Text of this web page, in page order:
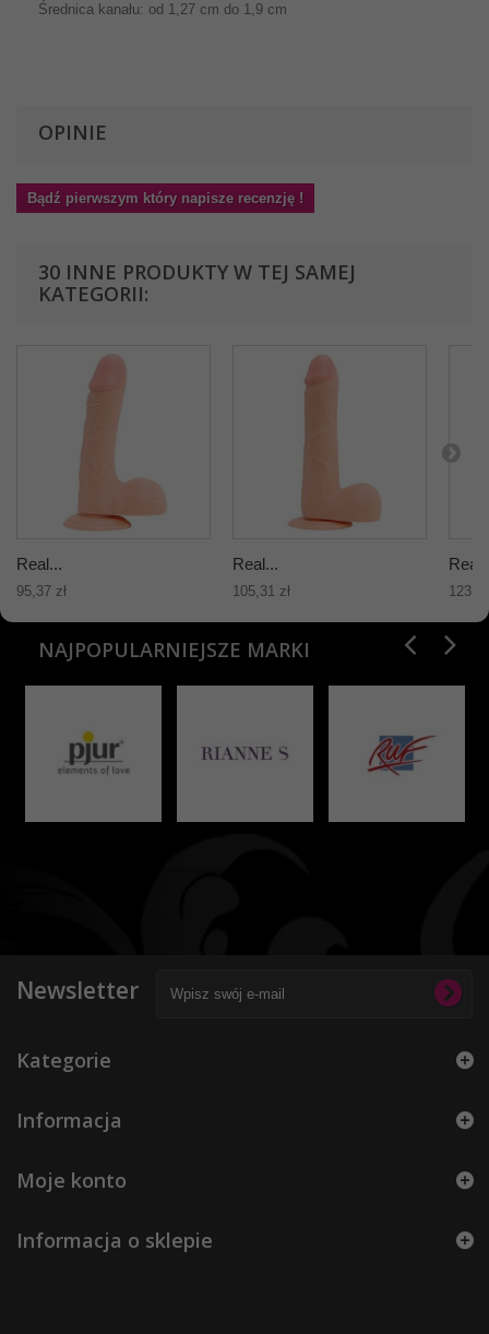
Średnica kanału: od 1,27 cm do 1,9 cm
OPINIE
Bądź pierwszym który napisze recenzję !
30 INNE PRODUKTY W TEJ SAMEJ
KATEGORII:
Real...
95,37 zł
Real...
105,31 zł
NAJPOPULARNIEJSZE MARKI
Newsletter
Kategorie
Informacja
Moje konto
Informacja o sklepie